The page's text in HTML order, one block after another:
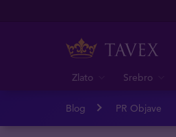
Zlato Srebro
Blog PR Objave